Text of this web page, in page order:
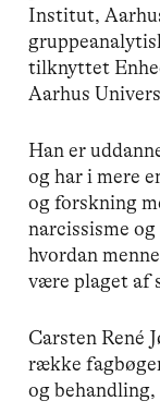
Institut,
tilknyttet
Aarhus
Han er
og har i mere
og forskning
narcissisme
hvordan
være plaget af
Carsten René
række
og behandling,